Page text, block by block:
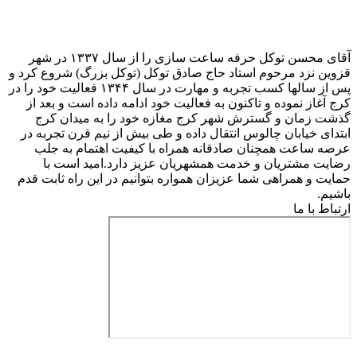
آقای محسن توکل حرفه ساعت سازی را از سال ۱۳۳۷ در شهر
قزوین نزد مرحوم استاد حاج صادق توکل (توکل بزرگ) شروع کرد و
پس از سالها کسب تجربه و مهارت در سال ۱۳۴۴ فعالیت خود را در
کرج آغاز نموده و تاکنون به فعالیت خود ادامه داده است و بعد از
گذشت زمان و گسترش شهر کرج مغازه خود را به میدان کرج
ابتدای خیابان چالوس انتقال داده و طی بیش از نیم قرن تجربه در
عرصه ساعت همچنان صادقانه همراه با کیفیت اهتمام به جلب
رضایت مشتریان و خدمت همشهریان عزیز دارد.امید است با
حمایت و همراهی شما عزیزان همواره بتوانیم در این راه ثابت قدم
باشیم.
ارتباط با ما